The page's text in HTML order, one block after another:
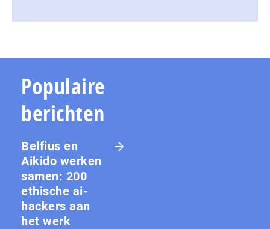
Populaire
berichten
Belfius en
Aikido werken
samen: 200
ethische ai-
hackers aan
het werk